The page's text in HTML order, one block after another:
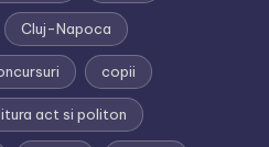
Cluj-Napoca
copii
act si politon